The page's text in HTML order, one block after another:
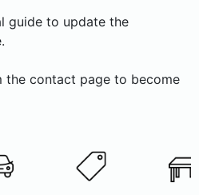
guide to update the
the contact page to become